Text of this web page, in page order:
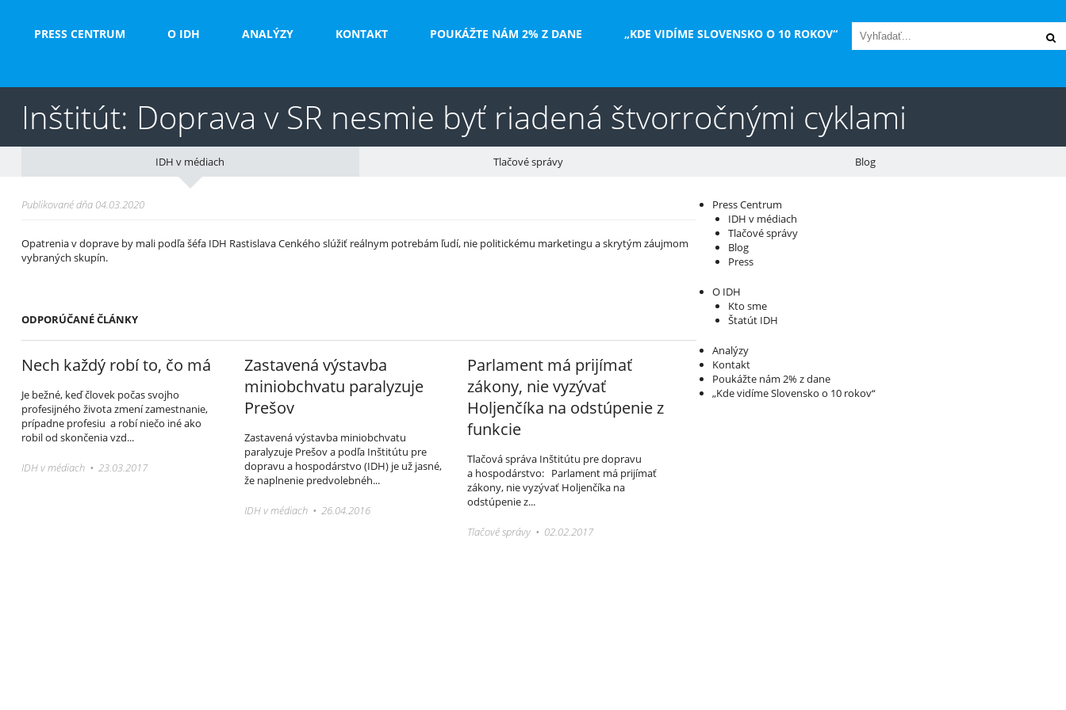
PRESS CENTRUM O IDH ANALÝZY KONTAKT POUKÁŽTE NÁM 2% Z DANE „KDE VIDÍME SLOVENSKO O 10 ROKOV“
Inštitút: Doprava v SR nesmie byť riadená štvorročnými cyklami
IDH v médiach Tlačové správy Blog
Publikované dňa 04.03.2020
Opatrenia v doprave by mali podľa šéfa IDH Rastislava Cenkého slúžiť reálnym potrebám ľudí, nie politickému marketingu a skrytým záujmom
vybraných skupín.
ODPORÚČANÉ ČLÁNKY
Nech každý robí to, čo má
Je bežné, keď človek počas svojho
profesijného života zmení zamestnanie,
prípadne profesiu a robí niečo iné ako
robil od skončenia vzd...
IDH v médiach • 23.03.2017
Zastavená výstavba
miniobchvatu paralyzuje
Prešov
Zastavená výstavba miniobchvatu
paralyzuje Prešov a podľa Inštitútu pre
dopravu a hospodárstvo (IDH) je už jasné,
že naplnenie predvolebnéh...
IDH v médiach • 26.04.2016
Parlament má prijímať
zákony, nie vyzývať
Holjenčíka na odstúpenie z
funkcie
Tlačová správa Inštitútu pre dopravu
a hospodárstvo: Parlament má prijímať
zákony, nie vyzývať Holjenčíka na
odstúpenie z...
Tlačové správy • 02.02.2017
Váš sprievodca svetom infraštruktúry a
ekonomiky
Press Centrum
IDH v médiach
Tlačové správy
Blog
Press
O IDH
Kto sme
Štatút IDH
Analýzy
Kontakt
Poukážte nám 2% z dane
„Kde vidíme Slovensko o 10 rokov“